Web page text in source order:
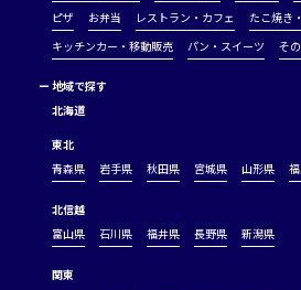
ピザ
お弁当 レストラン・カフェ
たこ焼き
キッチンカー・移動販売
パン・スイーツ そ
ー 地域で探す
北海道
東北
青森県
岩手県 秋田県 宮城県 山形県
北信越
富山県
石川県 福井県 長野県 新潟県
関東